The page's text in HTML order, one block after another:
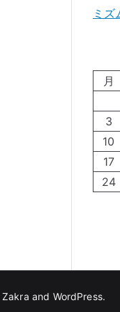
ミズ
月
3
10
17
24
Zakra and WordPress.